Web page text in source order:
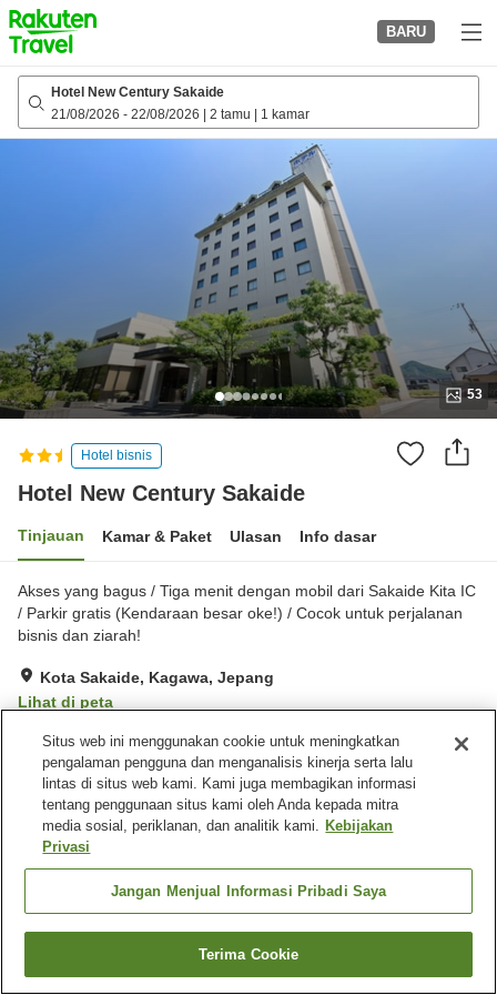
to
top
page
BARU
Hotel New Century Sakaide
21/08/2026 - 22/08/2026 2 tamu 1 kamar
53
Hotel bisnis
Hotel New Century Sakaide
Tinjauan Kamar & Paket Ulasan Info dasar
Akses yang bagus / Tiga menit dengan mobil dari Sakaide Kita IC
/ Parkir gratis (Kendaraan besar oke!) / Cocok untuk perjalanan
bisnis dan ziarah!
Kota Sakaide, Kagawa, Jepang
Lihat di peta
Baik Ulasan:189
Fasilitas properti
Wi-Fi
Tempat parkir
Mesin penjual otomatis
Beranda Jepang Kagawa
Kota Sakaide
Hotel New Century Sakaide
Cari kamar
Situs web ini menggunakan cookie untuk meningkatkan
pengalaman pengguna dan menganalisis kinerja serta lalu
lintas di situs web kami. Kami juga membagikan informasi
tentang penggunaan situs kami oleh Anda kepada mitra
media sosial, periklanan, dan analitik kami. Kebijakan
Privasi
Jangan Menjual Informasi Pribadi Saya
Terima Cookie